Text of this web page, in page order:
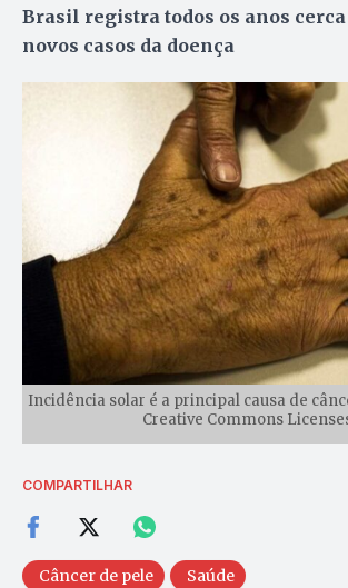
Brasil registra todos os anos
novos casos da doença
Incidência solar é a principal causa de
Creative Commons
COMPARTILHAR
Câncer de pele Saúde